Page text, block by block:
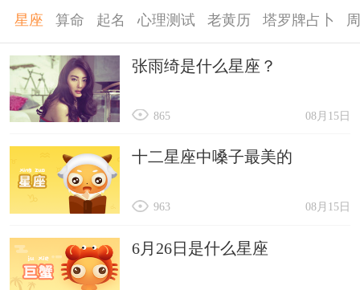
星座 算命 起名 心理测试 老黄历 塔罗牌占卜
张雨绮是什么星座？
08月15日
865
十二星座中嗓子最美的
08月15日
963
6月26日是什么星座